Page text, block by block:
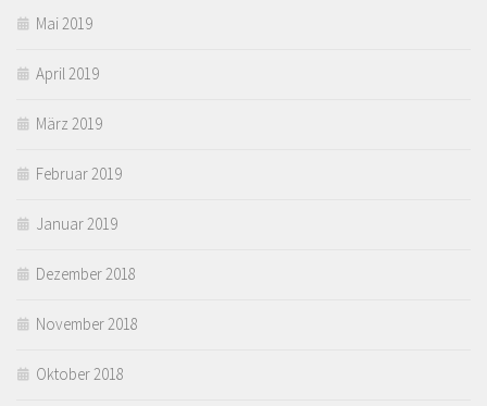
Mai 2019
April 2019
März 2019
Februar 2019
Januar 2019
Dezember 2018
November 2018
Oktober 2018